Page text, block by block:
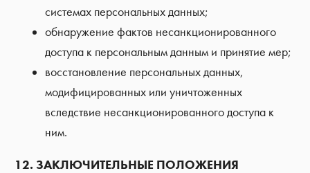
системах персональных данных;
обнаружение фактов несанкционированного
доступа к персональным данным и принятие мер;
восстановление персональных данных,
модифицированных или уничтоженных
вследствие несанкционированного доступа к
ним.
12. ЗАКЛЮЧИТЕЛЬНЫЕ ПОЛОЖЕНИЯ